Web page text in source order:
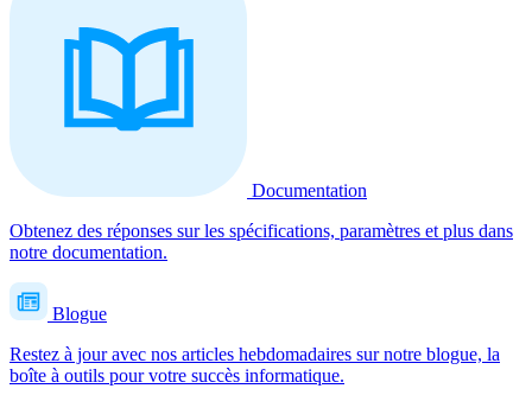
Documentation
Obtenez des réponses sur les spécifications, paramètres et plus dans
notre documentation.
Blogue
Restez à jour avec nos articles hebdomadaires sur notre blogue, la
boîte à outils pour votre succès informatique.